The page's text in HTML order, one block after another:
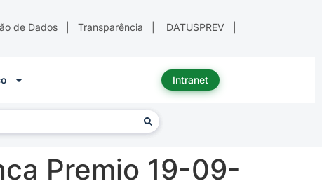
de Dados Transparência DATUSPREV
Intranet
Premio 19-09-